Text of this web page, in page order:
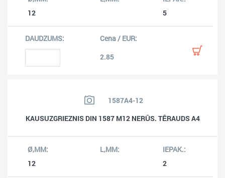
12 5
2.85
1587A4-12
KAUSUZGRIEZNIS DIN 1587 M12 NERŪS. TĒRAUDS A4
12 2